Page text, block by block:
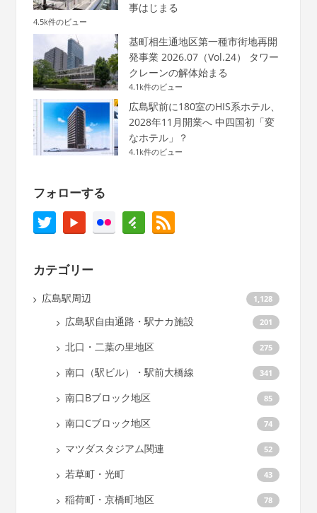
事はじまる
4.5k件のビュー
基町相生通地区第一種市街地再開
発事業 2026.07（Vol.24） タワー
クレーンの解体始まる
4.1k件のビュー
広島駅前に180室のHIS系ホテル、
2028年11月開業へ 中四国初「変
なホテル」？
4.1k件のビュー
フォローする
カテゴリー
広島駅周辺 1,128
広島駅自由通路・駅ナカ施設 201
北口・二葉の里地区 275
南口（駅ビル）・駅前大橋線 341
南口Bブロック地区 85
南口Cブロック地区 74
マツダスタジアム関連 52
若草町・光町 43
稲荷町・京橋町地区 78